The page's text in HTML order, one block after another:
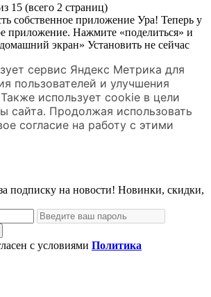
15 (всего 2 страниц)
собственное приложение Ура! Теперь у
приложение. Нажмите «поделиться» и
экран» Установить не сейчас
сервис Яндекс Метрика для
пользователей и улучшения
использует cookie в цели
сайта. Продолжая использовать
согласие на работу с этими
подписку на новости! Новинки, скидки,
с условиями Политика